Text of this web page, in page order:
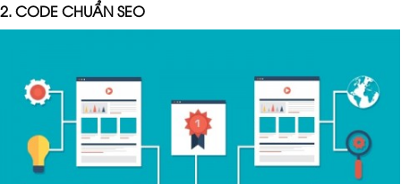
2. CODE CHUẨN SEO